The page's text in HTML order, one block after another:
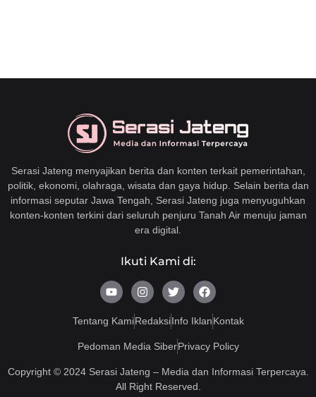
Serasi Jateng menyajikan berita dan konten terkait pemerintahan,
politik, ekonomi, olahraga, wisata dan gaya hidup. Selain berita dan
informasi seputar Jawa Tengah, Serasi Jateng juga menyuguhkan
konten-konten terkini dari seluruh penjuru Tanah Air menuju jaman
era digital.
Ikuti Kami di:
Y
o
t
e
I
n
t
g
r
m
T
w
t
e
r
F
a
e
o
Tentang KamiRedaksiInfo IklanKontak
Pedoman Media SiberPrivacy Policy
Copyright © 2024 Serasi Jateng – Media dan Informasi Terpercaya.
All Right Reserved.